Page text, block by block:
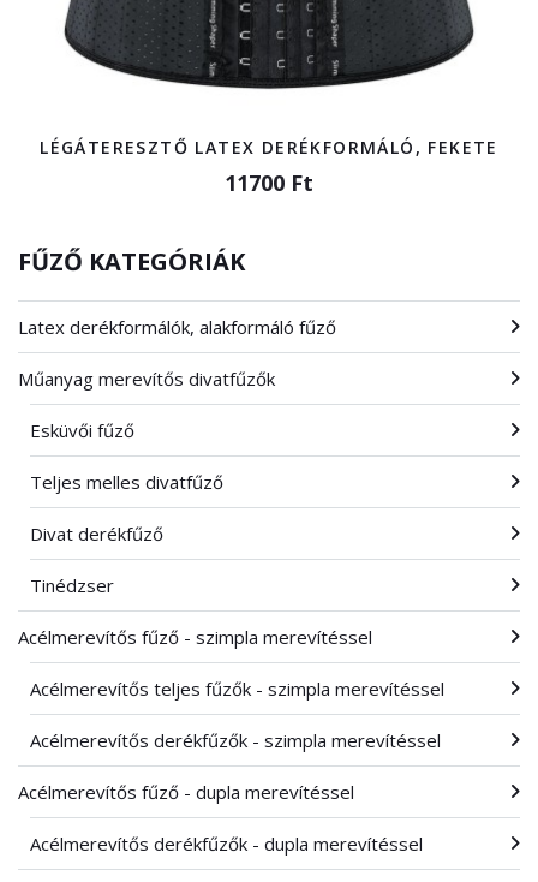
FŰZŐ KATEGÓRIÁK
Latex derékformálók, alakformáló fűző
Műanyag merevítős divatfűzők
Esküvői fűző
Teljes melles divatfűző
Divat derékfűző
Tinédzser
Acélmerevítős fűző - szimpla merevítéssel
Acélmerevítős teljes fűzők - szimpla merevítéssel
Acélmerevítős derékfűzők - szimpla merevítéssel
Acélmerevítős fűző - dupla merevítéssel
Acélmerevítős derékfűzők - dupla merevítéssel
LÉGÁTERESZTŐ LATEX DERÉKFORMÁLÓ, FEKETE
11700 Ft